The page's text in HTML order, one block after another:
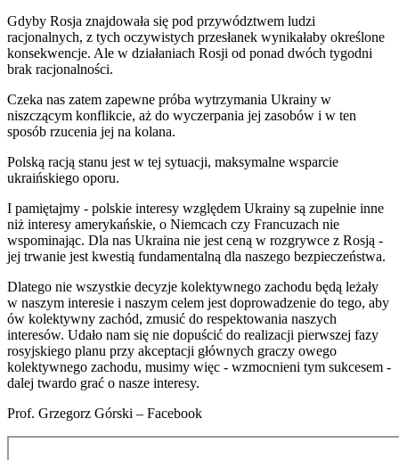
Gdyby Rosja znajdowała się pod przywództwem ludzi
racjonalnych, z tych oczywistych przesłanek wynikałaby określone
konsekwencje. Ale w działaniach Rosji od ponad dwóch tygodni
brak racjonalności.
Czeka nas zatem zapewne próba wytrzymania Ukrainy w
niszczącym konflikcie, aż do wyczerpania jej zasobów i w ten
sposób rzucenia jej na kolana.
Polską racją stanu jest w tej sytuacji, maksymalne wsparcie
ukraińskiego oporu.
I pamiętajmy - polskie interesy względem Ukrainy są zupełnie inne
niż interesy amerykańskie, o Niemcach czy Francuzach nie
wspominając. Dla nas Ukraina nie jest ceną w rozgrywce z Rosją -
jej trwanie jest kwestią fundamentalną dla naszego bezpieczeństwa.
Dlatego nie wszystkie decyzje kolektywnego zachodu będą leżały
w naszym interesie i naszym celem jest doprowadzenie do tego, aby
ów kolektywny zachód, zmusić do respektowania naszych
interesów. Udało nam się nie dopuścić do realizacji pierwszej fazy
rosyjskiego planu przy akceptacji głównych graczy owego
kolektywnego zachodu, musimy więc - wzmocnieni tym sukcesem -
dalej twardo grać o nasze interesy.
Prof. Grzegorz Górski – Facebook